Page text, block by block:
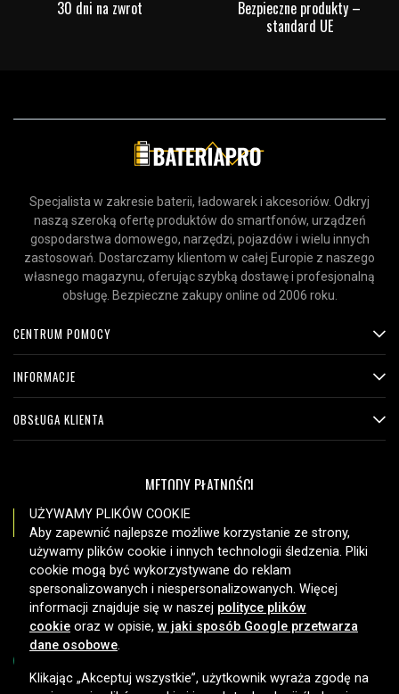
30 dni na zwrot
Bezpieczne produkty –
standard UE
Specjalista w zakresie baterii, ładowarek i akcesoriów. Odkryj
naszą szeroką ofertę produktów do smartfonów, urządzeń
gospodarstwa domowego, narzędzi, pojazdów i wielu innych
zastosowań. Dostarczamy klientom w całej Europie z naszego
własnego magazynu, oferując szybką dostawę i profesjonalną
obsługę. Bezpieczne zakupy online od 2006 roku.
CENTRUM POMOCY
INFORMACJE
OBSŁUGA KLIENTA
METODY PŁATNOŚCI
OPCJE DOSTAWY
UŻYWAMY PLIKÓW COOKIE
Aby zapewnić najlepsze możliwe korzystanie ze strony,
używamy plików cookie i innych technologii śledzenia. Pliki
cookie mogą być wykorzystywane do reklam
spersonalizowanych i niespersonalizowanych. Więcej
informacji znajduje się w naszej polityce plików
cookie oraz w opisie, w jaki sposób Google przetwarza
dane osobowe.
Klikając „Akceptuj wszystkie”, użytkownik wyraża zgodę na